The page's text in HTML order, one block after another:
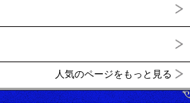
人気のページをもっと見る